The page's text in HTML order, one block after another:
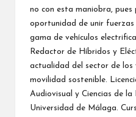
no con esta maniobra,
oportunidad de unir fuerzas
gama de vehículos
Redactor de Híbridos y
actualidad del sector de los
movilidad sostenible.
Audiovisual y Ciencias de
Universidad de Málaga.